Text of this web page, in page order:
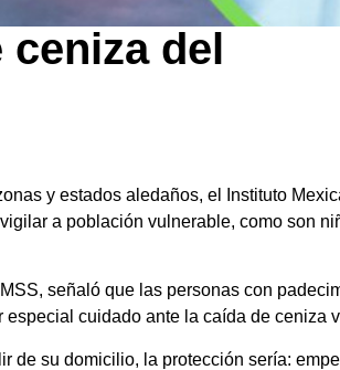
ceniza del
y estados aledaños, el Instituto
a población vulnerable, como son
señaló que las personas con
cuidado ante la caída de ceniza
de su domicilio, la protección sería: